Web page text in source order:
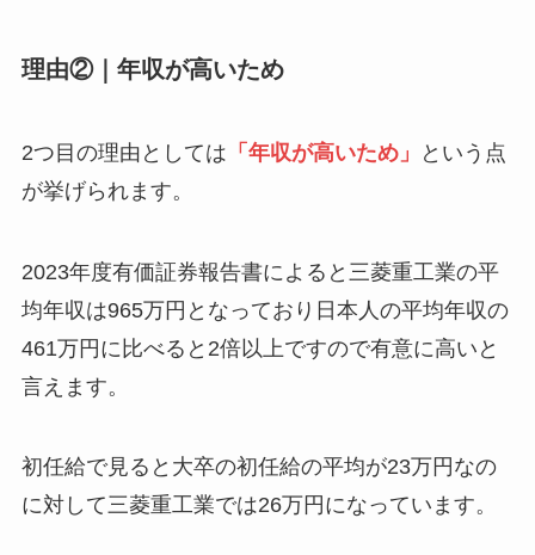
理由②｜年収が高いため
2つ目の理由としては 「年収が高いため」
という点
が挙げられます。
2023年度有価証券報告書によると三菱重工業の平
均年収は965万円となっており日本人の平均年収の
461万円に比べると2倍以上ですので有意に高いと
言えます。
初任給で見ると大卒の初任給の平均が23万円なの
に対して三菱重工業では26万円になっています。